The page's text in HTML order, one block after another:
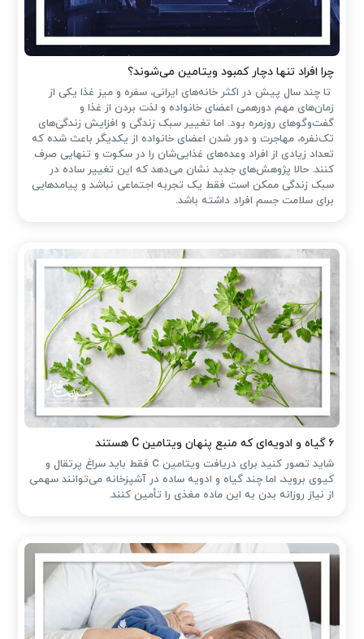
چرا افراد تنها دچار کمبود ویتامین می‌شوند؟
تا چند سال پیش در اکثر خانه‌های ایرانی، سفره و میز غذا یکی از
زمان‌های مهم دورهمی اعضای خانواده و لذت بردن از غذا و
گفت‌وگوهای روزمره بود. اما تغییر سبک زندگی و افزایش زندگی‌های
تک‌نفره، مهاجرت و دور شدن اعضای خانواده از یکدیگر باعث شده که
تعداد زیادی از افراد وعده‌های غذایی‌شان را در سکوت و تنهایی صرف
کنند. حالا پژوهش‌های جدید نشان می‌دهد که این تغییر ساده در
سبک زندگی ممکن است فقط یک تجربه اجتماعی نباشد و پیامدهایی
برای سلامت جسم افراد داشته باشد.
۶ گیاه و ادویه‌ای که منبع پنهان ویتامین C هستند
شاید تصور کنید برای دریافت ویتامین C فقط باید سراغ پرتقال و
کیوی بروید، اما چند گیاه و ادویه ساده در آشپزخانه می‌توانند سهمی
از نیاز روزانه بدن به این ماده مغذی را تأمین کنند.